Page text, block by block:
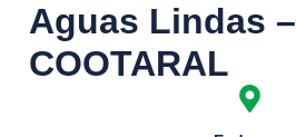
Aguas Lindas –
COOTARAL